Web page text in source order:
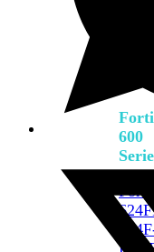
600
624F